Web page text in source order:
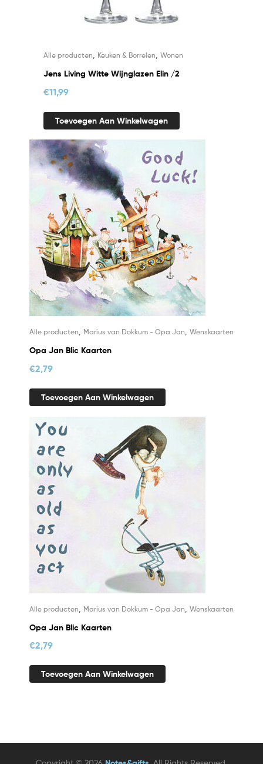
Alle producten Keuken & Borrelen Wonen
Jens Living Witte Wijnglazen Elin /2
€11,99
Toevoegen Aan Winkelwagen
Alle producten, Marius van Dokkum - Opa Jan, Wenskaarten
Opa Jan Blic Kaarten
€2,79
Toevoegen Aan Winkelwagen
Alle producten Marius van Dokkum - Opa Jan Wenskaarten
Opa Jan Blic Kaarten
€2,79
Toevoegen Aan Winkelwagen